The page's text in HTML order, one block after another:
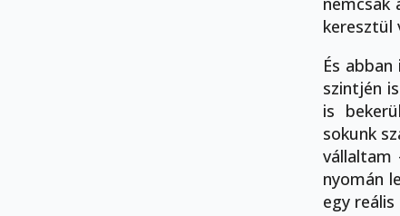
keresztül
És
szintjén
is
sokunk
vállaltam
nyomán
egy